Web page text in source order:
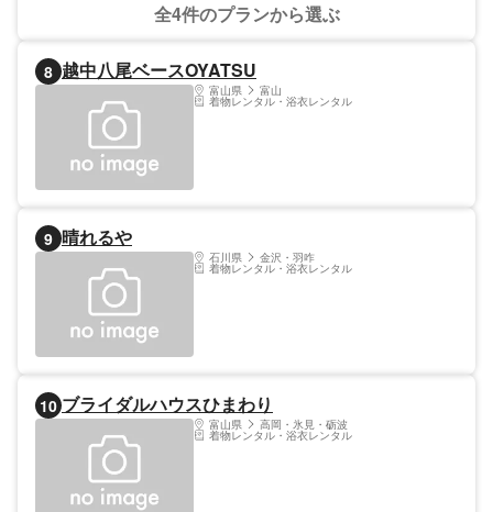
全4件のプランから選ぶ
8 越中八尾ベースOYATSU
富山県 富山
着物レンタル・浴衣レンタル
9 晴れるや
石川県 金沢・羽咋
着物レンタル・浴衣レンタル
10 ブライダルハウスひまわり
富山県 高岡・氷見・砺波
着物レンタル・浴衣レンタル